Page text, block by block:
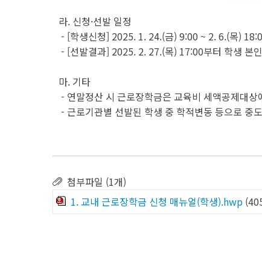
라. 신청·선발 일정
- [학생신청] 2025. 1. 24.(금) 9:00 ~ 2. 6.(목)
- [선발결과] 2025. 2. 27.(목) 17:00부터 학생 본
마. 기타
- 연말정산 시 근로장학금은 교육비 세액공제대상
- 근로기관별 선발된 학생 중 학적변동 등으로 중
첨부파일 (1개)
1. 교내 근로장학금 신청 매뉴얼(학생).hwp